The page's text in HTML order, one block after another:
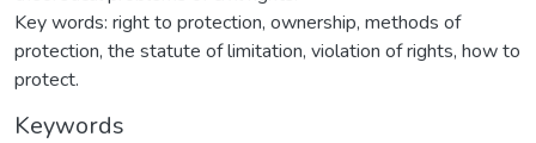
Key words: right to protection, ownership, methods of
protection, the statute of limitation, violation of rights, how to
protect.
Keywords